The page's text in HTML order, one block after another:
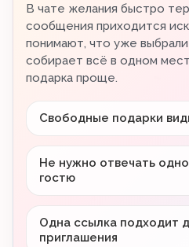
В чате желания быстро
сообщения приходится
понимают, что уже
собирает всё в одном
подарка проще.
Свободные подарки
Не нужно отвечать
гостю
Одна ссылка подходит
приглашения